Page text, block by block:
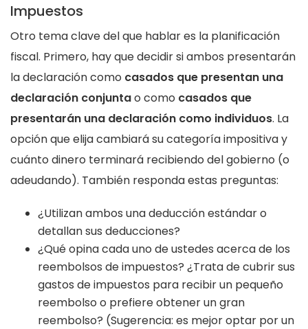
Impuestos
Otro tema clave del que hablar es la planificación
fiscal. Primero, hay que decidir si ambos presentarán
la declaración como casados que presentan una
declaración conjuntao como casados que
presentarán una declaración como individuos. La
opción que elija cambiará su categoría impositiva y
cuánto dinero terminará recibiendo del gobierno (o
adeudando). También responda estas preguntas:
¿Utilizan ambos una deducción estándar o
detallan sus deducciones?
¿Qué opina cada uno de ustedes acerca de los
reembolsos de impuestos? ¿Trata de cubrir sus
gastos de impuestos para recibir un pequeño
reembolso o prefiere obtener un gran
reembolso? (Sugerencia: es mejor optar por un